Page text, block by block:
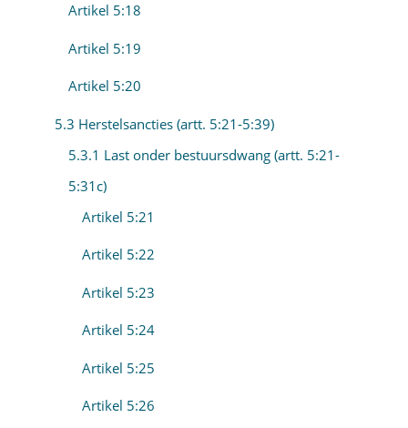
Artikel 5:18
Artikel 5:19
Artikel 5:20
5.3 Herstelsancties (artt. 5:21-5:39)
5.3.1 Last onder bestuursdwang (artt. 5:21-
5:31c)
Artikel 5:21
Artikel 5:22
Artikel 5:23
Artikel 5:24
Artikel 5:25
Artikel 5:26